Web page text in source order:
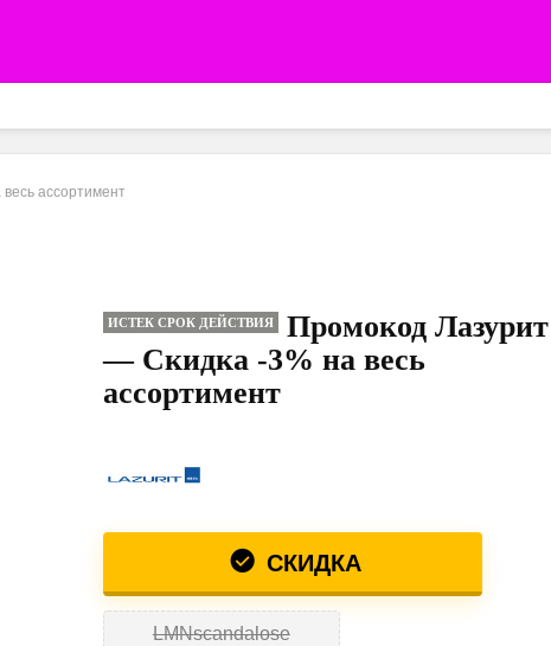
ассортимент
ИСТЕК СРОК ДЕЙСТВИЯ
Промокод Лазурит
— Скидка -3% на весь
ассортимент
СКИДКА
LMNscandalose